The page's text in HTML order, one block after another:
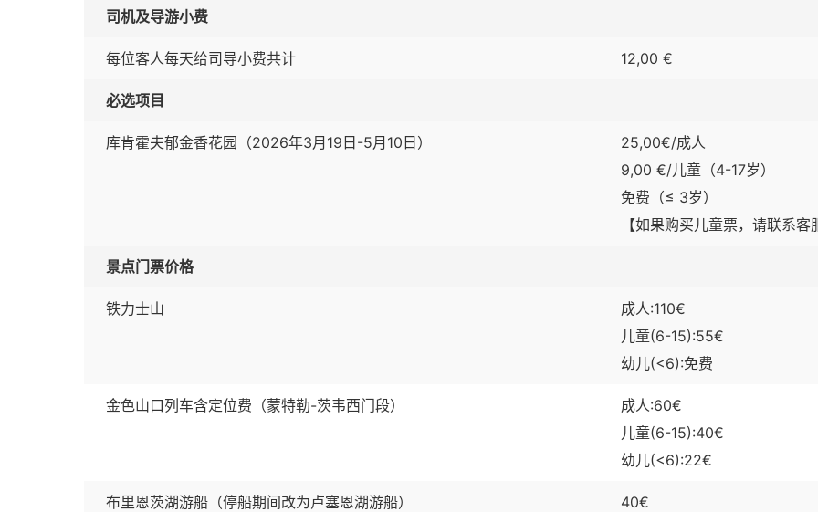
司机及导游小费
每位客人每天给司导小费共计 12,00 €
必选项目
库肯霍夫郁金香花园（2026年3月19日-5月10日）
25,00€/成人
9,00 €/儿童（4-17岁）
免费（≤ 3岁）
【如果购买儿童票，请联系
景点门票价格
铁力士山
成人:110€
儿童(6-15):55€
幼儿(<6):免费
金色山口列车含定位费（蒙特勒-茨韦西门段）
成人:60€
儿童(6-15):40€
幼儿(<6):22€
布里恩茨湖游船（停船期间改为卢塞恩湖游船）
40€